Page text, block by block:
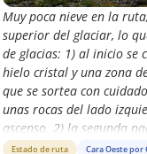
Muy poca nieve en la
superior del glaciar, lo
de glacias: 1) al inicio se
hielo cristal y una zona
que se sortea con
unas rocas del lado
ascenso. 2) la segunda
permite un avance más
Estado de ruta Cara Oeste